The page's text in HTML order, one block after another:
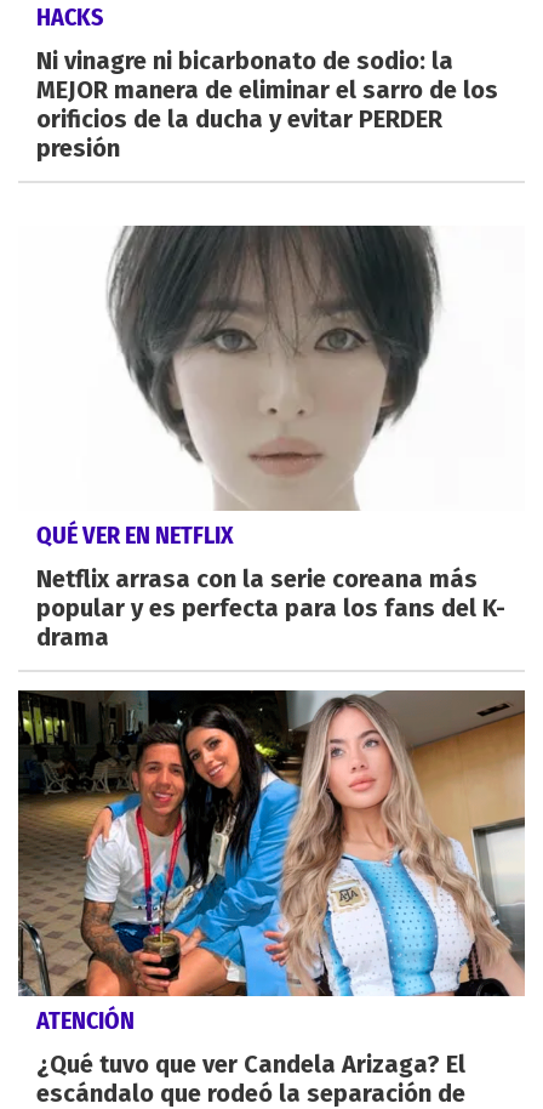
HACKS
Ni vinagre ni bicarbonato de sodio: la
MEJOR manera de eliminar el sarro de los
orificios de la ducha y evitar PERDER
presión
QUÉ VER EN NETFLIX
Netflix arrasa con la serie coreana más
popular y es perfecta para los fans del K-
drama
ATENCIÓN
¿Qué tuvo que ver Candela Arizaga? El
escándalo que rodeó la separación de